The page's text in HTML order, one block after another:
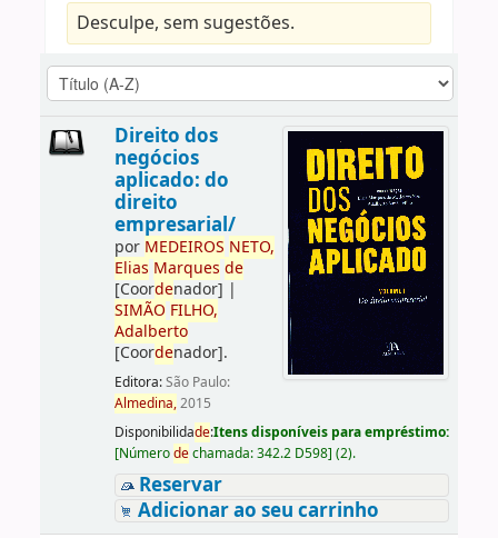
Desculpe, sem sugestões.
Direito dos
negócios
aplicado: do
direito
empresarial/
por MEDEIROS NETO,
Elias Marques de
[Coordenador] |
SIMÃO FILHO,
Adalberto
[Coordenador].
Editora:São Paulo:
Almedina,2015
Disponibilidade:Itens disponíveis para empréstimo:
[Númerodechamada:342.2 D598] (2).
Reservar
Adicionar ao seu carrinho